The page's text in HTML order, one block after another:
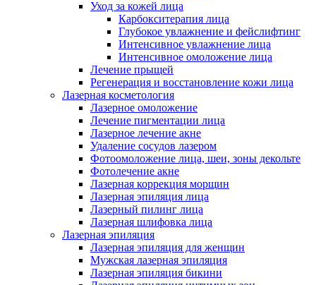
Уход за кожей лица
Карбокситерапия лица
Глубокое увлажнение и фейслифтинг
Интенсивное увлажнение лица
Интенсивное омоложение лица
Лечение прыщей
Регенерация и восстановление кожи лица
Лазерная косметология
Лазерное омоложение
Лечение пигментации лица
Лазерное лечение акне
Удаление сосудов лазером
Фотоомоложение лица, шеи, зоны декольте
Фотолечение акне
Лазерная коррекция морщин
Лазерная эпиляция лица
Лазерный пилинг лица
Лазерная шлифовка лица
Лазерная эпиляция
Лазерная эпиляция для женщин
Мужская лазерная эпиляция
Лазерная эпиляция бикини